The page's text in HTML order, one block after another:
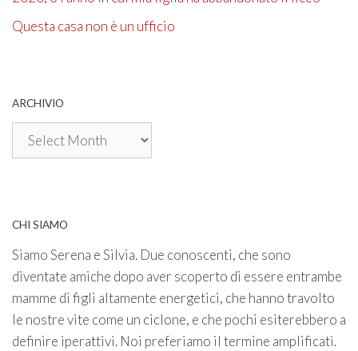
Questa casa non è un ufficio
ARCHIVIO
Archivio
CHI SIAMO
Siamo Serena e Silvia. Due conoscenti, che sono
diventate amiche dopo aver scoperto di essere entrambe
mamme di figli altamente energetici, che hanno travolto
le nostre vite come un ciclone, e che pochi esiterebbero a
definire iperattivi. Noi preferiamo il termine amplificati.